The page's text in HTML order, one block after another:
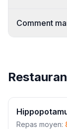
Comment
Repas moyen: